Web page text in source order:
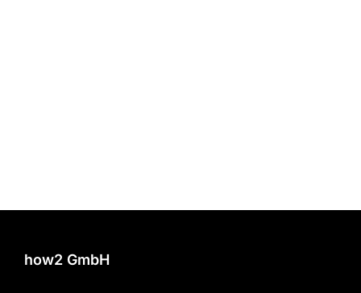
how2 GmbH